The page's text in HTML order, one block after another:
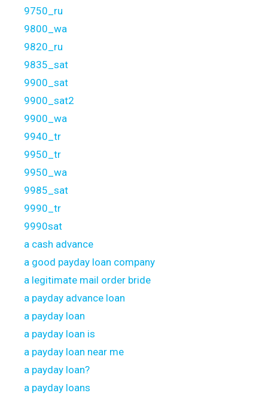
9750_ru
9800_wa
9820_ru
9835_sat
9900_sat
9900_sat2
9900_wa
9940_tr
9950_tr
9950_wa
9985_sat
9990_tr
9990sat
a cash advance
a good payday loan company
a legitimate mail order bride
a payday advance loan
a payday loan
a payday loan is
a payday loan near me
a payday loan?
a payday loans